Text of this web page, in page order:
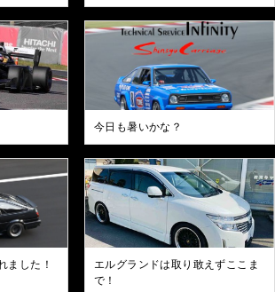
今日も暑いかな？
ました！
エルグランドは取り敢えずここま
で！